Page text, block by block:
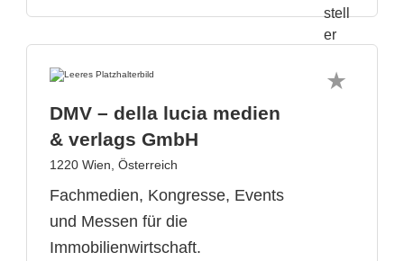
DMV – della lucia medien
& verlags GmbH
1220 Wien, Österreich
Fachmedien, Kongresse, Events
und Messen für die
Immobilienwirtschaft.